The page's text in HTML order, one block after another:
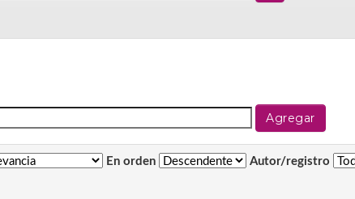
En orden Autor/registro